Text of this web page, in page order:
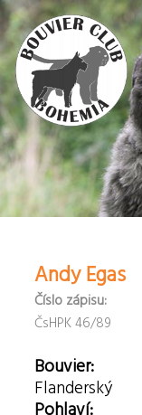
Andy Egas
Číslo zápisu:
ČsHPK 46/89
Bouvier:
Flanderský